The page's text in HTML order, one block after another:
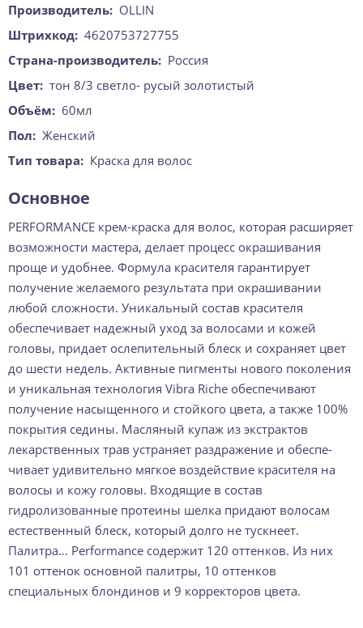
Производитель: OLLIN
Штрихкод: 4620753727755
Страна-производитель: Россия
Цвет: тон 8/3 светло- русый золотистый
Объём: 60мл
Пол: Женский
Тип товара: Краска для волос
Основное
PERFORMANCE крем-краска для волос, которая расширяет
возможности мастера, делает процесс окрашивания
проще и удобнее. Формула красителя гарантирует
получение желаемого результата при окрашивании
любой сложности. Уникальный состав красителя
обеспечивает надежный уход за волосами и кожей
головы, придает ослепительный блеск и сохраняет цвет
до шести недель. Активные пигменты нового поколения
и уникальная технология Vibra Riche обеспечивают
получение насыщенного и стойкого цвета, а также 100%
покрытия седины. Масляный купаж из экстрактов
лекарственных трав устраняет раздражение и обеспе-
чивает удивительно мягкое воздействие красителя на
волосы и кожу головы. Входящие в состав
гидролизованные протеины шелка придают волосам
естественный блеск, который долго не тускнеет.
Палитра… Performance содержит 120 оттенков. Из них
101 оттенок основной палитры, 10 оттенков
специальных блондинов и 9 корректоров цвета.